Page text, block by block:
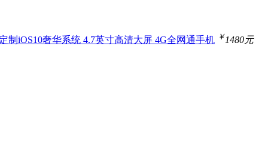
制iOS10奢华系统 4.7英寸高清大屏 4G全网通手机 ￥1480元